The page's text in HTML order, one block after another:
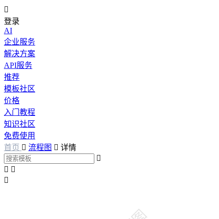

登录
AI
企业服务
解决方案
API服务
推荐
模板社区
价格
入门教程
知识社区
免费使用
首页  流程图  详情

 
